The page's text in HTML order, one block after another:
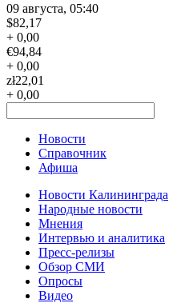
09 августа, 05:40
$82,17
+ 0,00
€94,84
+ 0,00
zł22,01
+ 0,00
Новости
Справочник
Афиша
Новости Калининграда
Народные новости
Мнения
Интервью и аналитика
Пресс-релизы
Обзор СМИ
Опросы
Видео